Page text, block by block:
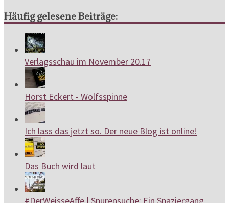
Häufig gelesene Beiträge:
Verlagsschau im November 20.17
Horst Eckert - Wolfsspinne
Ich lass das jetzt so. Der neue Blog ist online!
Das Buch wird laut